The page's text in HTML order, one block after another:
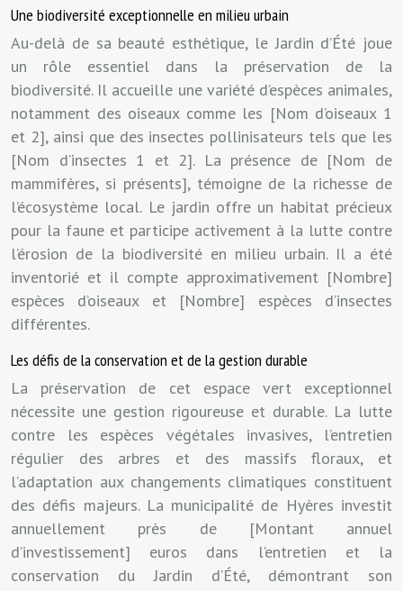
Une biodiversité exceptionnelle en milieu urbain
Au-delà de sa beauté esthétique, le Jardin d’Été joue
un rôle essentiel dans la préservation de la
biodiversité. Il accueille une variété d’espèces animales,
notamment des oiseaux comme les [Nom d’oiseaux 1
et 2], ainsi que des insectes pollinisateurs tels que les
[Nom d’insectes 1 et 2]. La présence de [Nom de
mammifères, si présents], témoigne de la richesse de
l’écosystème local. Le jardin offre un habitat précieux
pour la faune et participe activement à la lutte contre
l’érosion de la biodiversité en milieu urbain. Il a été
inventorié et il compte approximativement [Nombre]
espèces d’oiseaux et [Nombre] espèces d’insectes
différentes.
Les défis de la conservation et de la gestion durable
La préservation de cet espace vert exceptionnel
nécessite une gestion rigoureuse et durable. La lutte
contre les espèces végétales invasives, l’entretien
régulier des arbres et des massifs floraux, et
l’adaptation aux changements climatiques constituent
des défis majeurs. La municipalité de Hyères investit
annuellement près de [Montant annuel
d’investissement] euros dans l’entretien et la
conservation du Jardin d’Été, démontrant son